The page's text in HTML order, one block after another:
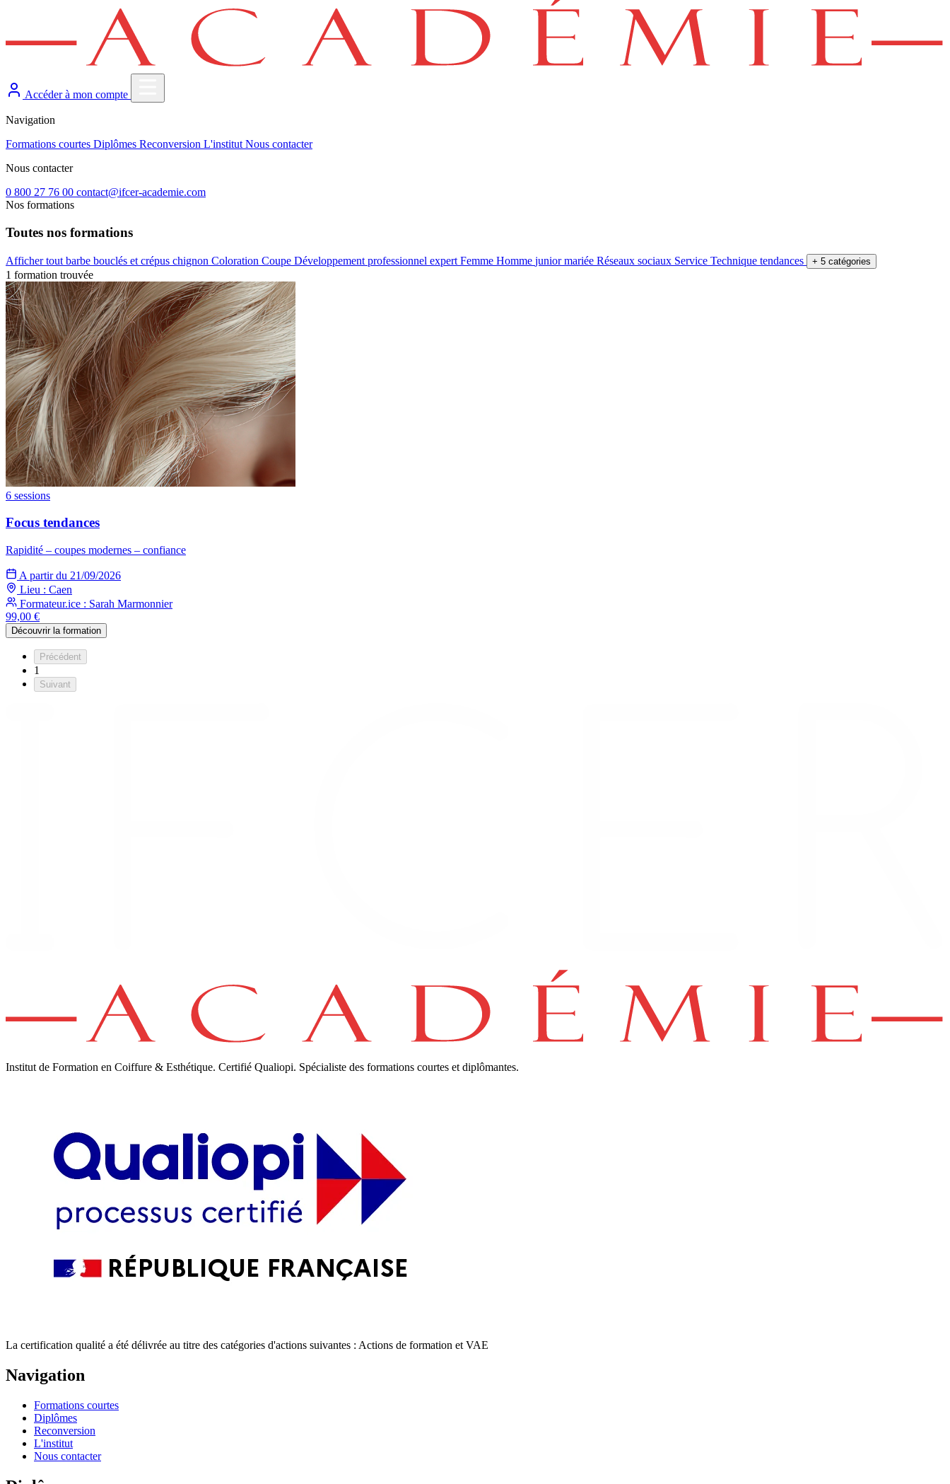
Accéder à mon compte
Navigation
Formations courtes Diplômes Reconversion L'institut Nous contacter
Nous contacter
0 800 27 76 00 contact@ifcer-academie.com
Nos formations
Toutes nos formations
Afficher tout barbe bouclés et crépus chignon Coloration Coupe Développement professionnel expert Femme Homme juniormariée Réseaux sociaux Service Technique tendances + 5 catégories
1 formation trouvée
6 sessions
Focus tendances
Rapidité – coupes modernes – confiance
A partir du 21/09/2026
Lieu : Caen
Formateur.ice : Sarah Marmonnier
99,00 €
Découvrir la formation
Précédent
1
Suivant
Institut de Formation en Coiffure & Esthétique. Certifié Qualiopi. Spécialiste des formations courtes et diplômantes.
La certification qualité a été délivrée au titre des catégories d'actions suivantes : Actions de formation et VAE
Navigation
Formations courtes
Diplômes
Reconversion
L'institut
Nous contacter